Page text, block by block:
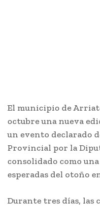
El municipio de
octubre una nueva
un evento declarado
Provincial por la
consolidado como
esperadas del otoño
Durante tres días, las